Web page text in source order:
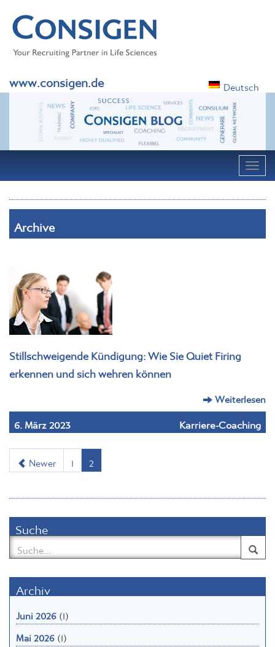
www.consigen.de Deutsch
Archive
Stillschweigende Kündigung: Wie Sie Quiet Firing
erkennen und sich wehren können
Weiterlesen
6. März 2023 Karriere-Coaching
Newer 1 2
Suche
Archiv
Juni 2026(1)
Mai 2026(1)